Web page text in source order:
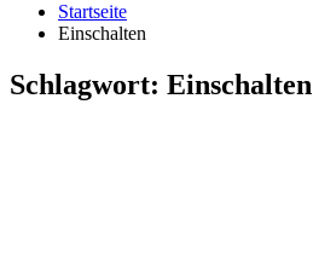
Startseite
Einschalten
Schlagwort: Einschalten